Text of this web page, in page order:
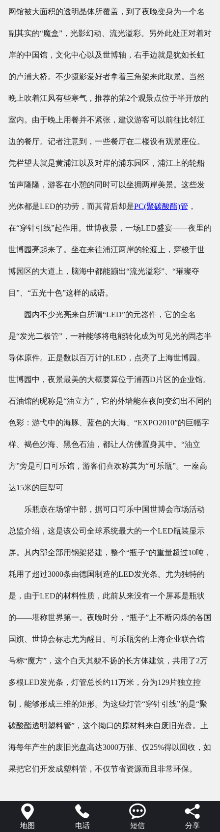
网馆被大面积的透明晶体所覆盖，到了夜晚变身为一个名
副其实的“魔盒”，光影幻动、流光溢彩。另外此处正对着对
岸的中国馆，文化中心以及世博轴，右手边就是犹如长虹
的卢浦大桥。不少摄影爱好者拿着三角架来此取景。当然
晚上吹着江风有些寒气，推荐的第2个观景点位于半开放的
室内。由于晚上用餐并不紧张，建议游客可以前往比邻江
边的餐厅。记者注意到，一些餐厅在二楼设有观景座位。
凭栏望去就是黄浦江以及对岸的浦东园区，浦江上的轮船
笛声隆隆，游客在小憩的同时可以坐拥两岸美景。这些发
光体都是LED的功劳，而其背后却是PC(聚碳酸酯)管 ，
在“穿针引线”起作用。世博夜景，一场LED盛宴——夜里的
世博园亮起来了。坐在来往浦江两岸的轮渡上，穿梭于世
博园区的大道上，脑海中都能蹦出“流光溢彩”、“璀璨夺
目”、“五光十色”这样的成语。
园内不少光亮来自所谓“LED”的元器件，它的全名
是“发光二极管”，一种能够将电能转化成为可见光的固态半
导体原件。正是数以百万计的LED，点亮了上海世博园。
世博园中，夜景最美的大概要算位于浦西D片区的企业馆。
石油馆的昵称是“油立方”，它的外墙能在夜间变幻出不同的
色彩：游弋中的海豚、蓝色的大海、“EXPO2010”的巨幅字
样、褐色沙海、黑色石油，都让人仿佛置身其中。“油立
方”旁是可口可乐馆，游客们喜欢称其为“可乐瓶”。一座高
达15米的巨型可
乐瓶嵌在场馆中部，据可口可乐中国世博会市场活动
总监介绍，这是该公司全球系统最大的一个LED瓶装显示
屏。其内部全部用钢架搭建，整个“瓶子”的重量超过10吨，
耗用了超过3000条由德国制造的LED发光条。尤为独特的
是，由于LED的材料性质，此前从来没有一个屏幕是瓶状
的——堪称世界第一。夜晚时分，“瓶子”上不断闪烁的各国
国旗、世博会标志尤为醒目。可乐瓶旁的上海企业联合馆
号称“魔方”，这个白天其貌不扬的长方体建筑，共用了2万
多根LED发光条，灯管总长约11万米，分为129片独立控
制，能够形成三维的矩形。为这些灯管“穿针引线”的是“聚
碳酸酯透明塑料管”，这个拗口的原材料来自废旧光盘。上
海每年产生的废旧光盘高达3000万张、仅25%得以回收，如
果把它们开发成塑料管，不仅节省资源而且非常环保。

地图

电话

短信

分享